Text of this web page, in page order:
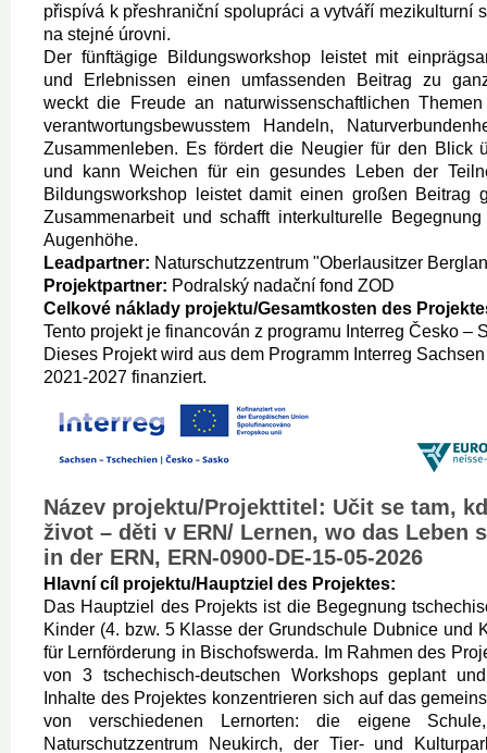
přispívá k přeshraniční spolupráci a vytváří mezikulturní
na stejné úrovni.
Der fünftägige Bildungsworkshop leistet mit
und Erlebnissen einen umfassenden Beitrag zu
weckt die Freude an naturwissenschaftlichen
verantwortungsbewusstem Handeln,
Zusammenleben. Es fördert die Neugier für den Blick
und kann Weichen für ein gesundes Leben der
Bildungsworkshop leistet damit einen großen Beitrag
Zusammenarbeit und schafft interkulturelle
Augenhöhe.
Leadpartner: Naturschutzzentrum "Oberlausitzer
Projektpartner: Podralský nadační fond ZOD
Celkové náklady projektu/Gesamtkosten des
Tento projekt je financován z programu Interreg Česko –
Dieses Projekt wird aus dem Programm Interreg
2021-2027 finanziert.
Název projektu/Projekttitel: Učit se tam,
život – děti v ERN/ Lernen, wo das Leben
in der ERN, ERN-0900-DE-15-05-2026
Hlavní cíl projektu/Hauptziel des Projektes:
Das Hauptziel des Projekts ist die Begegnung
Kinder (4. bzw. 5 Klasse der Grundschule Dubnice und
für Lernförderung in Bischofswerda. Im Rahmen des
von 3 tschechisch-deutschen Workshops geplant
Inhalte des Projektes konzentrieren sich auf das
von verschiedenen Lernorten: die eigene
Naturschutzzentrum Neukirch, der Tier- und